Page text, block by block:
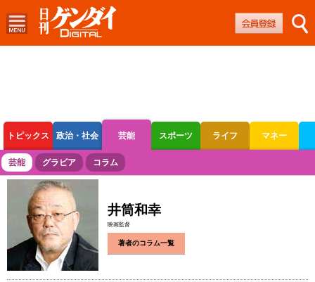
トピックス 政治・社会 芸能 スポーツ ライフ マネー
ボートレース 競輪 オートレース
芸能 グラビア コラム
井筒和幸
映画監督
著者のコラム一覧